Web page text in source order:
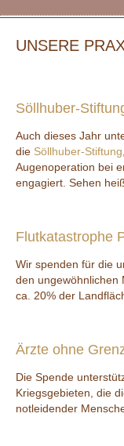
UNSERE
Söllhuber-
Auch dieses Jahr
die Söllhuber-Stiftung
Augenoperation bei
engagiert. Sehen
Flutkatastrophe
Wir spenden für die
den ungewöhnlichen
ca. 20% der
Ärzte ohne
Die Spende
Kriegsgebieten, die
notleidender